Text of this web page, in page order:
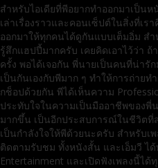
สำหรับไอเดียที่พีอยากทำออกมาเป็นห
เล่าเรื่องราวและคอนเซ็ปต์ในสิ่งที่เร
ออกมาให้ทุกคนได้ดูกันแบบเต็มอิ่ม ส
รู้สึกแฮปปี้มากครับ เคยคิดเอาไว้ว่า
ครั้ง พอได้เจอกัน พี่นายเป็นคนที่น่ารั
เป็นกันเองกับพีมาก ๆ ทำให้การถ่าย
กช็อปด้วยกัน พีได้เห็นความ
ประทับใจในความเป็นมืออาชีพของพี่
มากขึ้น เป็นอีกประสบการณ์ในชีวิตที่
เป็นกำลังใจให้พีด้วยนะครับ สำหรับเพล
ติดตามรับชม ทั้งหนังสั้น และเอ็มวี ได้
Entertainment และเปิดฟังเพลงนี้ไ